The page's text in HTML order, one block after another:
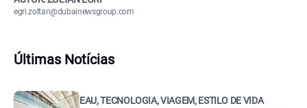
egri.zoltan@dubainewsgroup.com
Últimas Notícias
EAU, TECNOLOGIA, VIAGEM, ESTILO DE VIDA